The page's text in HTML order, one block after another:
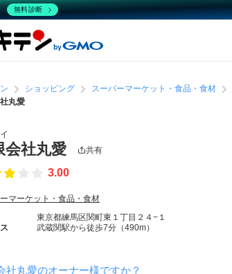
ショッピング スーパーマーケット・食品・食材
丸愛
会社丸愛 共有
3.00
マーケット・食品・食材
東京都練馬区関町東１丁目２４−１
武蔵関駅から徒歩7分（490m）
社丸愛のオーナー様ですか？
無料診断